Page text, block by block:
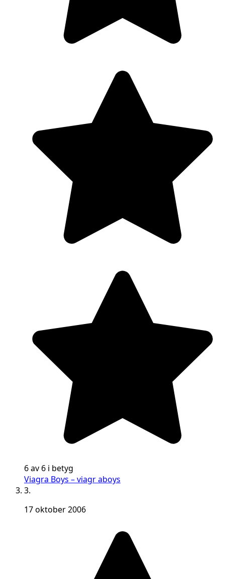
6 av 6 i betyg
Viagra Boys – viagr aboys
3.
17 oktober 2006